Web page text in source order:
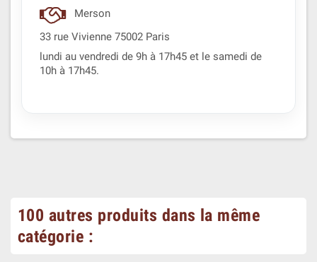
Merson
33 rue Vivienne 75002 Paris
lundi au vendredi de 9h à 17h45 et le samedi de
10h à 17h45.
100 autres produits dans la même
catégorie :